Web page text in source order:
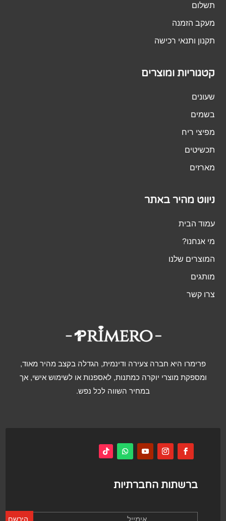
תשלום
מעקב הזמנה
תקנון ותנאי רכישה
קטגוריות ומוצרים
שעונים
בשמים
מפיצי ריח
תכשיטים
מארזים
ניווט מהיר באתר
עמוד הבית
מי אנחנו?
המוצרים שלנו
מותגים
צרו קשר
פרימרו היא חברה צעירה ודינמית, הגדלה בקצב מהיר מאוד,
ומספקת מוצרי יוקרה כמתנות, לאספנות או לשימוש אישי, אך
במחיר השווה לכל נפש.
ברשתות החברתיות
הירשם